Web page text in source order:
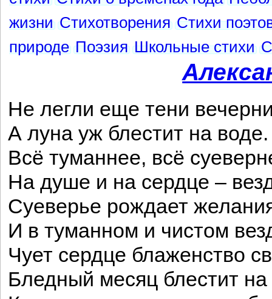
жизни Стихотворения Стихи
природе Поэзия Школьные стихи
Не легли еще тени
А луна уж блестит на воде.
Всё туманнее, всё
На душе и на сердце –
Суеверье рождает
И в туманном и чистом
Чует сердце блаженство
Бледный месяц блестит